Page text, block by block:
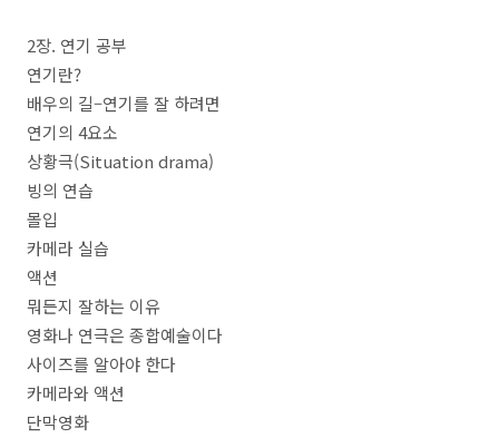
2장. 연기 공부
연기란?
배우의 길–연기를 잘 하려면
연기의 4요소
상황극(Situation drama)
빙의 연습
몰입
카메라 실습
액션
뭐든지 잘하는 이유
영화나 연극은 종합예술이다
사이즈를 알아야 한다
카메라와 액션
단막영화